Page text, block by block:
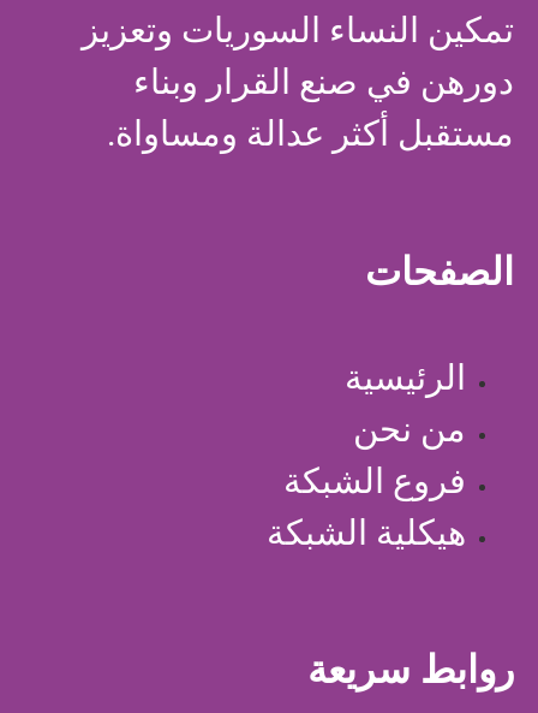
تمكين النساء السوريات وتعزيز
دورهن في صنع القرار وبناء
مستقبل أكثر عدالة ومساواة.
الصفحات
الرئيسية
من نحن
فروع الشبكة
هيكلية الشبكة
روابط سريعة